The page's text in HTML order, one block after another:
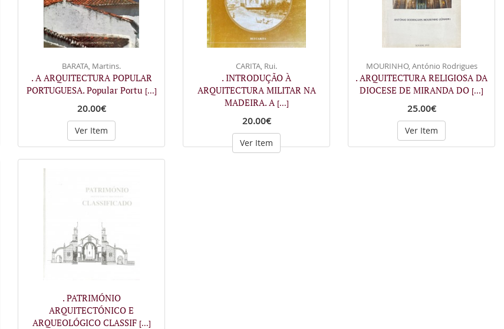
BARATA, Martins.
. A ARQUITECTURA POPULAR
PORTUGUESA. Popular Portu [...]
20.00€
Ver Item
CARITA, Rui.
. INTRODUÇÃO À
ARQUITECTURA MILITAR NA
MADEIRA. A [...]
20.00€
Ver Item
MOURINHO, António Rodrigues
. ARQUITECTURA RELIGIOSA DA
DIOCESE DE MIRANDA DO [...]
25.00€
Ver Item
. PATRIMÓNIO
ARQUITECTÓNICO E
ARQUEOLÓGICO CLASSIF [...]